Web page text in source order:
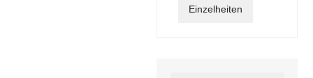
Einzelheiten